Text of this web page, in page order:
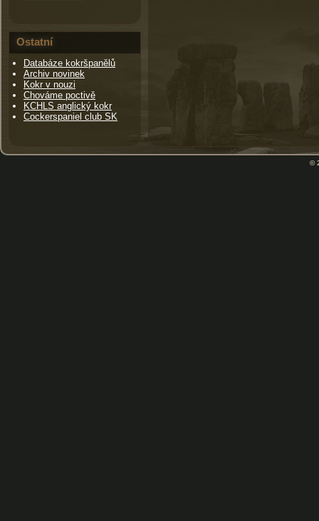
Ostatní
Databáze kokršpanělů
Archiv novinek
Kokr v nouzi
Chováme poctivě
KCHLS anglický kokr
Cockerspaniel club SK
©